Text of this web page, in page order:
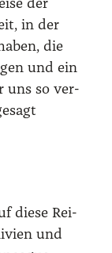
der
in der
die
und ein
uns so ver­
die­se Rei­
und